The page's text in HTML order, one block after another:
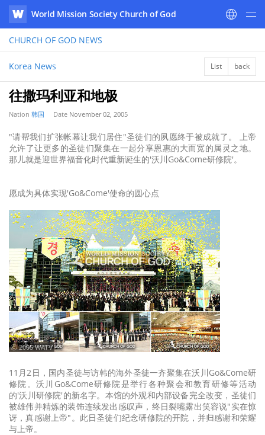
WATV
World Mission Society Church of God
CHURCH OF GOD NEWS
Korea News List back
往撒玛利亚和地极
Nation 韩国 Date November 02, 2005
"请帮我们扩张帐幕让我们居住"圣徒们的夙愿终于被成就了。 上帝
允许了让更多的圣徒们聚集在一起分享恩惠的大而宽的属灵之地。
那儿就是迎世界福音化时代重新诞生的'沃川Go&Come研修院'。
愿成为具体实现'Go&Come'使命的圆心点
ⓒ 2005 WATV
11月2日，国内圣徒与访韩的海外圣徒一齐聚集在沃川Go&Come研
修院。沃川Go&Come研修院是举行各种聚会和教育研修等活动
的'沃川研修院'的新名字。本馆的外观和内部设备完全改变，圣徒们
被雄伟并精炼的装饰连续发出感叹声，终日裂嘴露出笑容说"实在惊
讶，真感谢上帝"。此日圣徒们纪念研修院的开院，并归感谢和荣耀
与上帝。